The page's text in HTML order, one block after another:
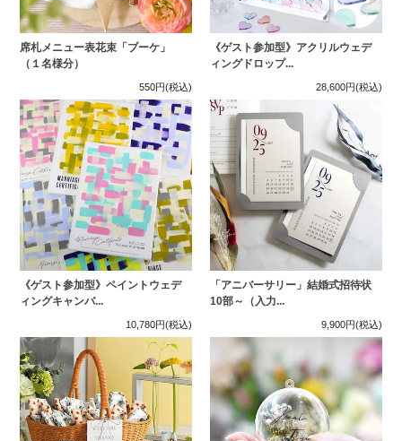
席札メニュー表花束「ブーケ」
（１名様分）
550円(税込)
《ゲスト参加型》アクリルウェデ
ィングドロップ...
28,600円(税込)
《ゲスト参加型》ペイントウェデ
ィングキャンバ...
10,780円(税込)
「アニバーサリー」結婚式招待状
10部～（入力...
9,900円(税込)